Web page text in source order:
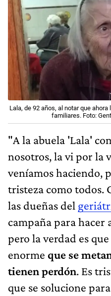
Lala, de 92 años, al notar que
familiares. Foto:
"A la abuela 'Lala'
nosotros, la vi por la
veníamos haciendo,
tristeza como todos.
las dueñas del
campaña para hacer
pero la verdad es
enorme que se
tienen perdón. Es
que se solucione